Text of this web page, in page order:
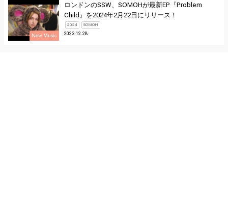
New Music
ロンドンのSSW、SOMOHが最新EP『Problem
Child』を2024年2月22日にリリース！
2024 SOMOH
2023.12.28